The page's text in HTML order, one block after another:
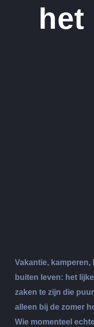
het
Vakantie, kamperen,
buiten leven: het
zaken te zijn die
alleen bij de zomer
Wie momenteel